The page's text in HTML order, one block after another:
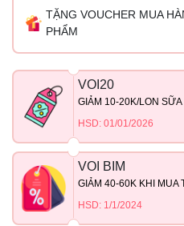
TẶNG VOUCHER MUA
PHẨM
VOI20
GIẢM 10-20K/LON SỮA
HSD: 01/01/2026
VOI BIM
GIẢM 40-60K KHI MUA
HSD: 1/1/2024